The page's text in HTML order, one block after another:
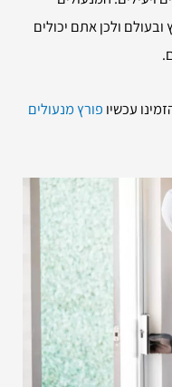
ולכן אתם יכולים
עכשיו פורץ מנעולים